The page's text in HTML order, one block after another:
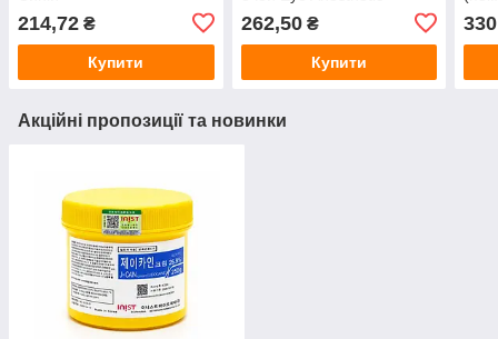
214,72 ₴
Купити
262,50₴
Купити
330
Акційні пропозиції та новинки